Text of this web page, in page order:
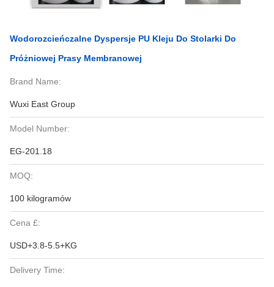
Wodorozcieńczalne Dyspersje PU Kleju Do Stolarki Do
Próżniowej Prasy Membranowej
Brand Name:
Wuxi East Group
Model Number:
EG-201.18
MOQ:
100 kilogramów
Cena £:
USD+3.8-5.5+KG
Delivery Time: